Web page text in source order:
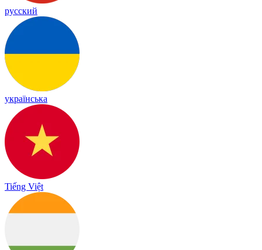
русский
українська
Tiếng Việt